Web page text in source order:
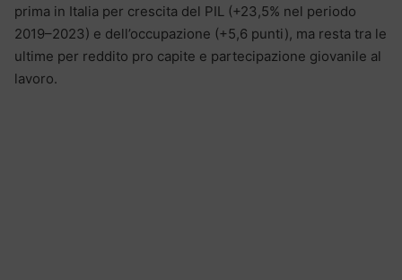
prima in Italia per crescita del PIL (+23,5% nel periodo
2019–2023) e dell’occupazione (+5,6 punti), ma resta tra le
ultime per reddito pro capite e partecipazione giovanile al
lavoro.